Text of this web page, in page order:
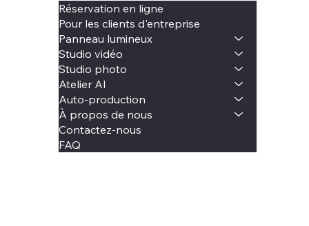
Réservation en ligne
Pour les clients d'entreprise
Panneau lumineux
Studio vidéo
Studio photo
Atelier AI
Auto-production
À propos de nous
Contactez-nous
FAQ